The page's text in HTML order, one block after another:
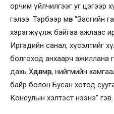
орчим үйлчилгээг уг цэгээр
гэлээ. Тэрбээр мөн “Засгийн
хэрэгжүүлж байгаа ажлаас
Иргэдийн санал, хүсэлтийг
болгоход анхаарч ажиллана
дахь Хөдөлмөр, нийгмийн
байр болон Бусан хотод
Консулын хэлтэст нээнэ” гэв.